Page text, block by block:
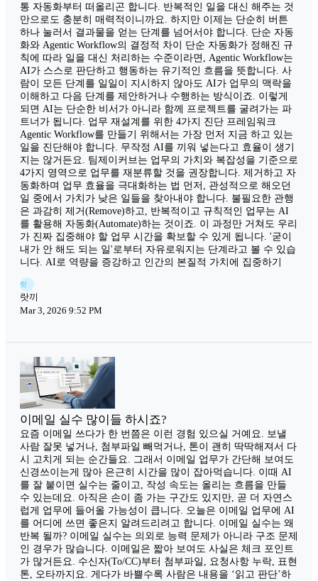
통 자동화부터 떠올리곤 합니다. 반복적인 일을 대신 해주는 것
만으로도 충분히 매력적이니까요. 하지만 이제는 단순히 버튼
하나 눌러서 결과물을 얻는 단계를 넘어서야 합니다. 단순 자동
화와 Agentic Workflow의 결정적 차이 단순 자동화가 정해진 규
칙에 따라 일을 대신 처리하는 수준이라면, Agentic Workflow는
AI가 스스로 판단하고 행동하는 유기적인 흐름을 뜻합니다. 사
람이 모든 단계를 일일이 지시하지 않아도 AI가 업무의 맥락을
이해하고 다음 단계를 제안하거나 수행하는 방식이죠. 이렇게
되면 AI는 단순한 비서가 아니라 함께 프로젝트를 굴려가는 파
트너가 됩니다. 업무 재설계를 위한 4가지 진단 프레임워크
Agentic Workflow를 만들기 위해서는 가장 먼저 지금 하고 있는
일을 진단해야 합니다. 무작정 AI를 끼워 넣는다고 효율이 생기
지는 않거든요. 팀제이커브는 업무의 가치와 복잡성을 기준으로
4가지 영역으로 업무를 재분류할 것을 권장합니다. 제거하고 자
동화하며 업무 효율을 극대화하는 법 먼저, 관성적으로 해오던
일 중에서 가치가 낮은 일들을 찾아내야 합니다. 불필요한 관행
은 과감히 제거(Remove)하고, 반복적이고 규칙적인 업무는 AI
를 활용해 자동화(Automate)하는 것이죠. 이 과정만 거쳐도 우리
가 진짜 집중해야 할 업무 시간을 확보할 수 있게 됩니다. '굳이
내가 안 해도 되는 일'로부터 자유로워지는 단계라고 볼 수 있습
니다. AI로 역량을 증강하고 인간의 본질적 가치에 집중하기
랏
랏끼
Mar 3, 2026 9:52 PM
이메일 실수 많이들 하시죠?
요즘 이메일 쓰다가 한 번쯤은 이런 경험 있으실 거예요. 보낼
사람 잘못 넣거나, 첨부파일 빼먹거나, 톤이 괜히 딱딱해져서 다
시 고치게 되는 순간들요. 그래서 이메일 업무가 간단해 보여도
신경쓰이는게 많아 은근히 시간을 많이 잡아먹습니다. 이때 AI
를 잘 붙이면 실수는 줄이고, 작성 속도는 올리는 흐름을 만들
수 있는데요. 아직은 손이 좀 가는 구간도 있지만, 곧 더 자연스
럽게 업무에 들어올 가능성이 큽니다. 오늘은 이메일 업무에 AI
를 어디에 쓰면 좋은지 알려드리려고 합니다. 이메일 실수는 왜
반복 될까? 이메일 실수는 의외로 능력 문제가 아니라 구조 문제
인 경우가 많습니다. 이메일은 짧아 보여도 사실은 체크 포인트
가 많거든요. 수신자(To/CC)부터 첨부파일, 요청사항 누락, 표현
톤, 오타까지요. 게다가 바쁠수록 사람은 내용을 ‘읽고 판단’하